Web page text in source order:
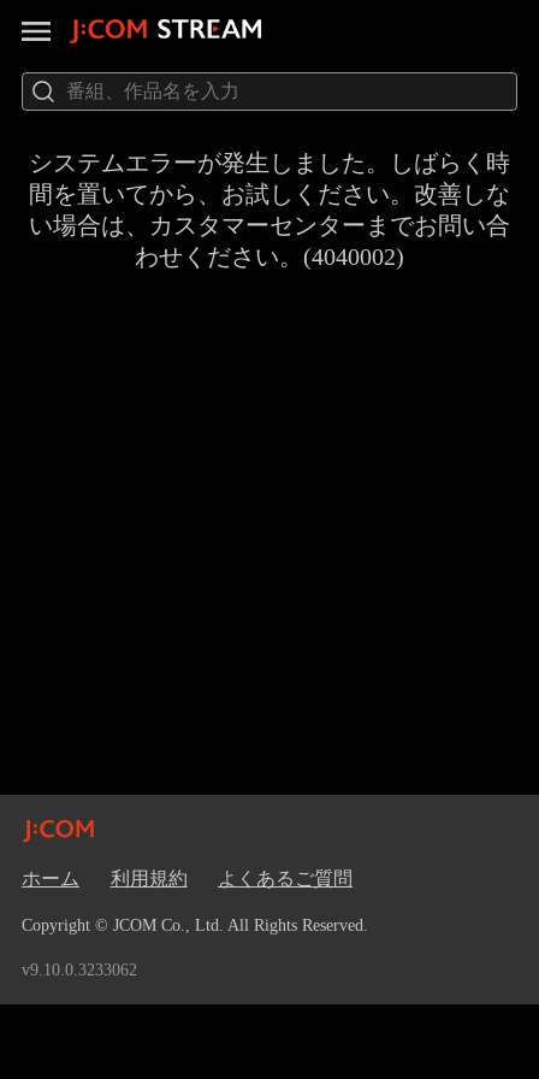
システムエラーが発生しました。しばらく時
間を置いてから、お試しください。改善しな
い場合は、カスタマーセンターまでお問い合
わせください。(4040002)
ホーム 利用規約 よくあるご質問
Copyright © JCOM Co., Ltd. All Rights Reserved.
v9.10.0.3233062